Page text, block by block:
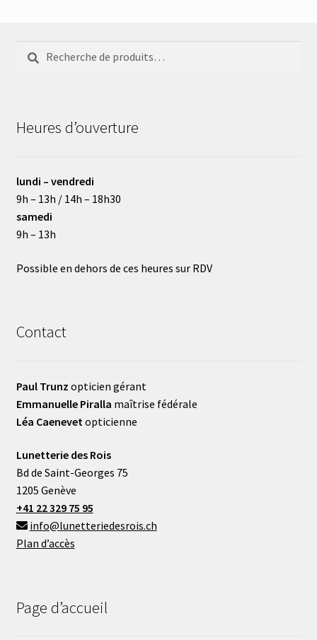
Recherche
pour :
Recherche
Heures d’ouverture
lundi – vendredi
9h – 13h / 14h – 18h30
samedi
9h – 13h
Possible en dehors de ces heures sur RDV
Contact
Paul Trunz opticien gérant
Emmanuelle Piralla maîtrise fédérale
Léa Caenevet opticienne
Lunetterie des Rois
Bd de Saint-Georges 75
1205 Genève
+41 22 329 75 95
info@lunetteriedesrois.ch
Plan d’accès
Page d’accueil